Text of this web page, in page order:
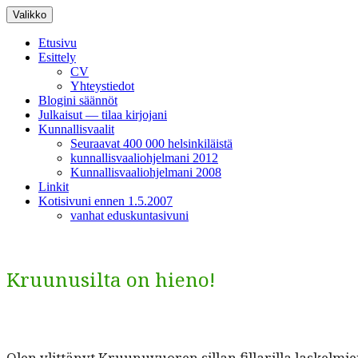
Siirry
sisältöön
Valikko
Etusivu
Esittely
CV
Yhteystiedot
Blogini säännöt
Julkaisut — tilaa kirjojani
Kunnallisvaalit
Seuraavat 400 000 helsinkiläistä
kunnallisvaaliohjelmani 2012
Kunnallisvaaliohjelmani 2008
Linkit
Kotisivuni ennen 1.5.2007
vanhat eduskuntasivuni
Kruunusilta on hieno!